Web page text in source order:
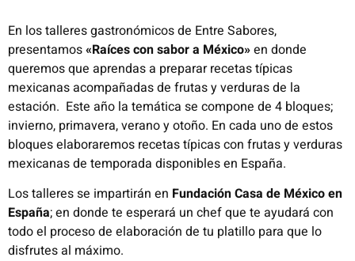
En los talleres gastronómicos de Entre Sabores,
presentamos«Raíces con sabor a México»en donde
queremos que aprendas a preparar recetas típicas
mexicanas acompañadas de frutas y verduras de la
estación. Este año la temática se compone de 4 bloques;
invierno, primavera, verano y otoño. En cada uno de estos
bloques elaboraremos recetas típicas con frutas y verduras
mexicanas de temporada disponibles en España.
Los talleres se impartirán en Fundación Casa de México en
España; en donde te esperará un chef que te ayudará con
todo el proceso de elaboración de tu platillo para que lo
disfrutes al máximo.